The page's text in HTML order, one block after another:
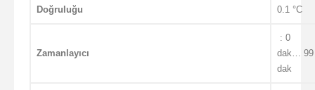
Doğruluğu
0.1 °C
Zamanlayıcı
: 0
dak… 99
dak